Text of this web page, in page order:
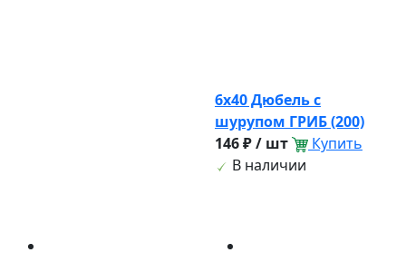
6х40 Дюбель с
шурупом ГРИБ (200)
146 ₽ / шт
Купить
В наличии